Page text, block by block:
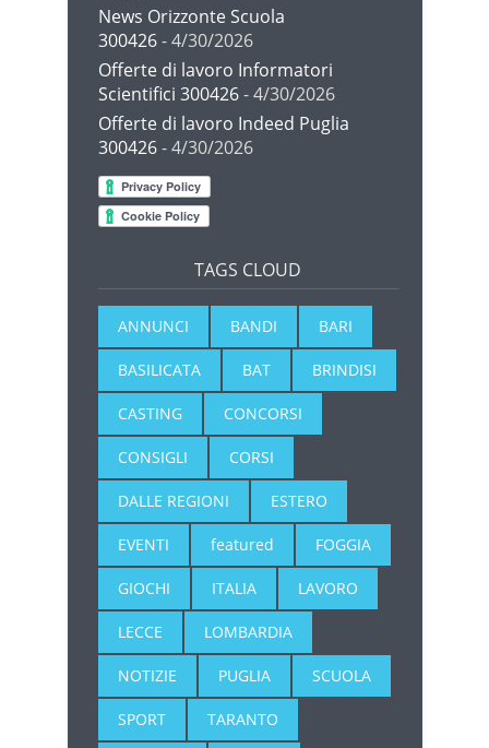
News Orizzonte Scuola
300426- 4/30/2026
Offerte di lavoro Informatori
Scientifici 300426- 4/30/2026
Offerte di lavoro Indeed Puglia
300426- 4/30/2026
TAGS CLOUD
ANNUNCI BANDI BARI
BASILICATA BAT BRINDISI
CASTING CONCORSI
CONSIGLI CORSI
DALLE REGIONI ESTERO
EVENTI featured FOGGIA
GIOCHI ITALIA LAVORO
LECCE LOMBARDIA
NOTIZIE PUGLIA SCUOLA
SPORT TARANTO